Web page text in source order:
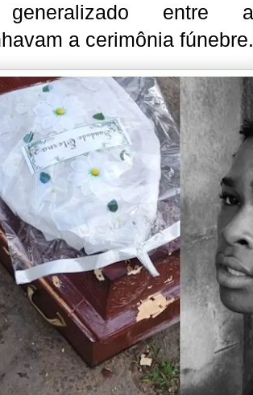
generalizado entre
a cerimônia fúnebre.